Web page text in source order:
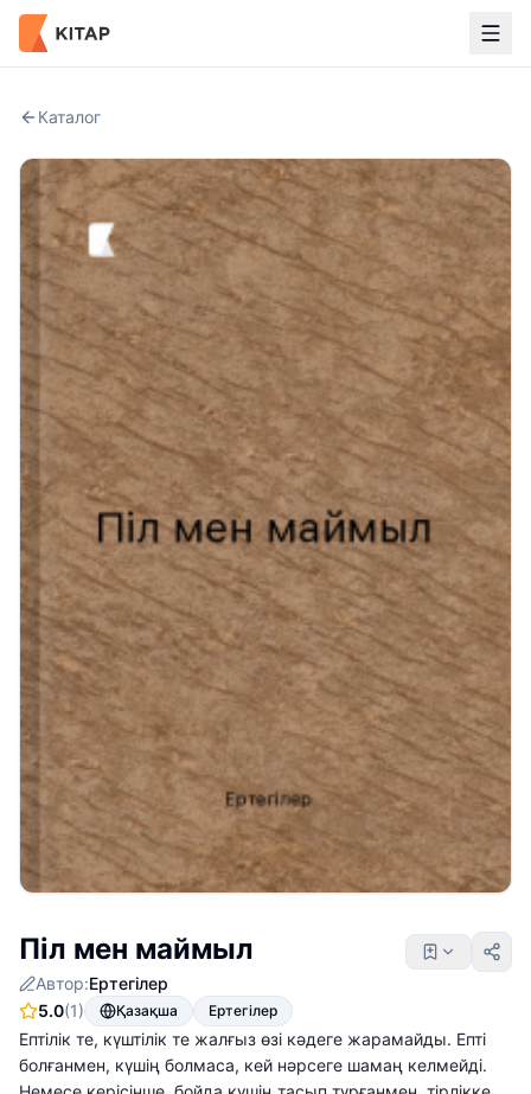
Каталог
Піл мен маймыл
Автор:Ертегілер
5.0(1) Қазақша Ертегілер
Ептілік те, күштілік те жалғыз өзі кәдеге жарамайды. Епті
болғанмен, күшің болмаса, кей нәрсеге шамаң келмейді.